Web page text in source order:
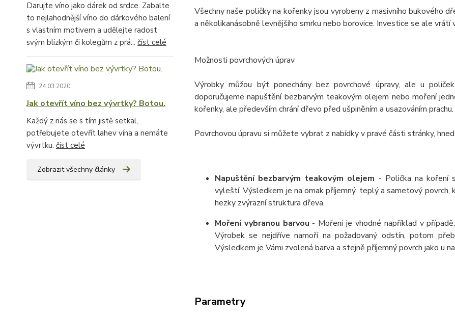
Darujte víno jako dárek od srdce. Zabalte
to nejlahodnější víno do dárkového balení
s vlastním motivem a udělejte radost
svým blízkým či kolegům z prá... číst celé
24.03.2020
Jak otevřít víno bez vývrtky? Botou.
Každý z nás se s tím jistě setkal,
potřebujete otevřít lahev vína a nemáte
vývrtku. číst celé
Zobrazit všechny články
Všechny naše poličky na kořenky jsou vyrobeny z masivního bukového
a několikanásobně levnějšího smrku nebo borovice. Investice se ale
Možnosti povrchových úprav
Výrobky můžou být ponechány bez povrchové úpravy, ale u
doporučujeme napuštění bezbarvým teakovým olejem nebo moření
kořenky, ale především chrání dřevo před ušpiněním a usazováním prachu.
Povrchovou úpravu si můžete vybrat z nabídky v pravé části stránky,
Napuštění bezbarvým teakovým olejem - Polička na koření
vyleští. Výsledkem je na omak příjemný, teplý a sametový
hezky zvýrazní struktura dřeva.
Moření vybranou barvou - Moření je vhodné například v
Výrobek se nejdříve namoří na požadovaný odstín, potom
Výsledkem je Vámi zvolená barva a stejně příjemný povrch jako u
Parametry